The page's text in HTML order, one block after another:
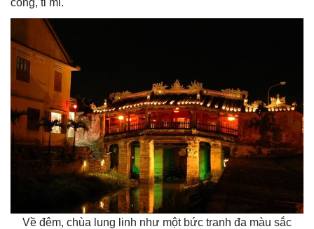
công, tỉ mỉ.
Về đêm, chùa lung linh như một bức tranh đa màu sắc